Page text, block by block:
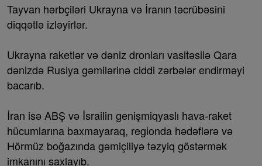
Tayvan hərbçiləri Ukrayna və İranın təcrübəsini
diqqətlə izləyirlər.
Ukrayna raketlər və dəniz dronları vasitəsilə Qara
dənizdə Rusiya gəmilərinə ciddi zərbələr endirməyi
bacarıb.
İran isə ABŞ və İsrailin genişmiqyaslı hava-raket
hücumlarına baxmayaraq, regionda hədəflərə və
Hörmüz boğazında gəmiçiliyə təzyiq göstərmək
imkanını saxlayıb.